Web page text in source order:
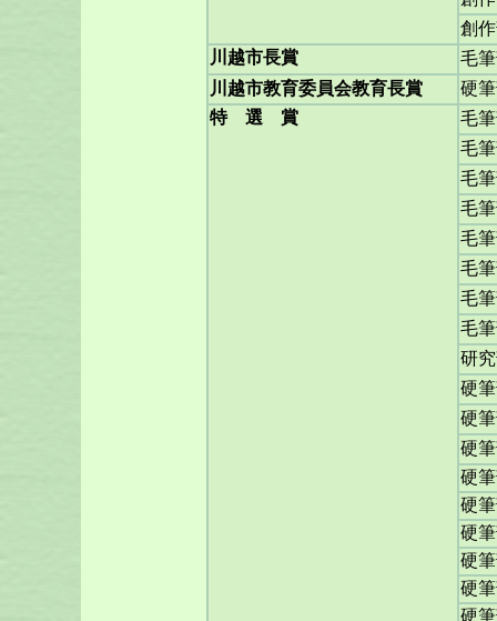
創
川越市長賞
毛
川越市教育委員会教育長賞
硬
特 選 賞
毛
毛
毛
毛
毛
毛
毛
毛
研
硬
硬
硬
硬
硬
硬
硬
硬
硬